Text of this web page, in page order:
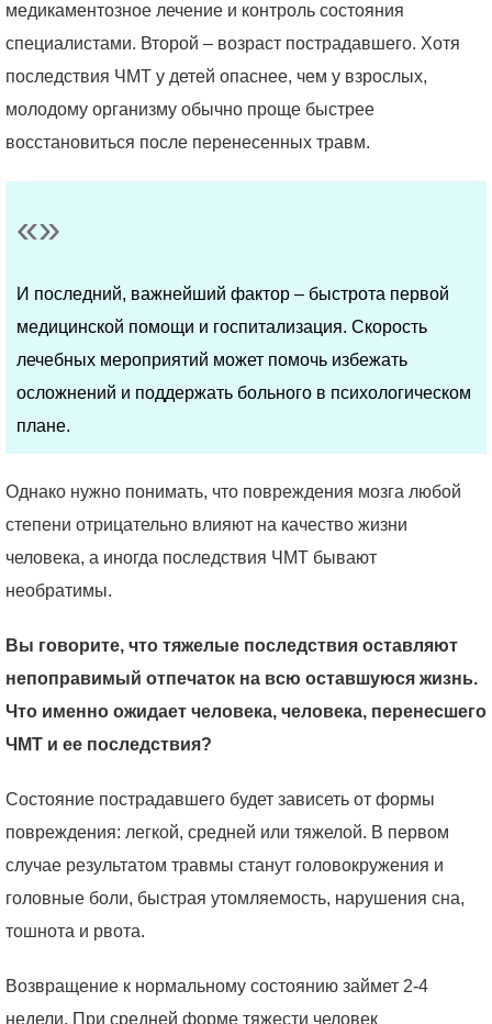
медикаментозное лечение и контроль состояния
специалистами. Второй – возраст пострадавшего. Хотя
последствия ЧМТ у детей опаснее, чем у взрослых,
молодому организму обычно проще быстрее
восстановиться после перенесенных травм.
И последний, важнейший фактор – быстрота первой
медицинской помощи и госпитализация. Скорость
лечебных мероприятий может помочь избежать
осложнений и поддержать больного в психологическом
плане.
Однако нужно понимать, что повреждения мозга любой
степени отрицательно влияют на качество жизни
человека, а иногда последствия ЧМТ бывают
необратимы.
Вы говорите, что тяжелые последствия оставляют
непоправимый отпечаток на всю оставшуюся жизнь.
Что именно ожидает человека, человека, перенесшего
ЧМТ и ее последствия?
Состояние пострадавшего будет зависеть от формы
повреждения: легкой, средней или тяжелой. В первом
случае результатом травмы станут головокружения и
головные боли, быстрая утомляемость, нарушения сна,
тошнота и рвота.
Возвращение к нормальному состоянию займет 2-4
недели. При средней форме тяжести человек